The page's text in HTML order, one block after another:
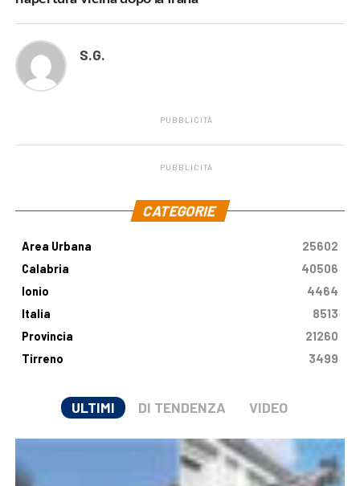
S.G.
PUBBLICITÀ
PUBBLICITÀ
CATEGORIE
Area Urbana
25602
Calabria
40506
Ionio
4464
Italia
8513
Provincia
21260
Tirreno
3499
ULTIMI DI TENDENZA VIDEO